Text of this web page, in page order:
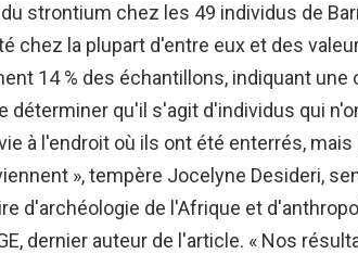
strontium chez les 49 individus de
chez la plupart d'entre eux et des
14 % des échantillons, indiquant une
déterminer qu'il s'agit d'individus qui
à l'endroit où ils ont été enterrés, mais
», tempère Jocelyne Desideri,
d'archéologie de l'Afrique et
dernier auteur de l'article. « Nos